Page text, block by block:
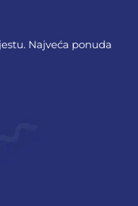
Najveća ponuda